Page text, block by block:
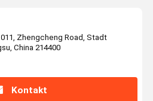
Zhengcheng Road, Stadt
China 214400
Kontakt